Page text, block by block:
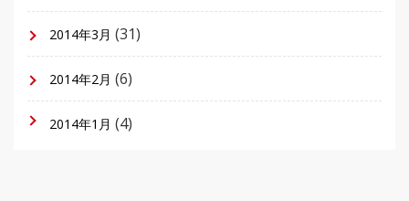
2014年3月 (31)
2014年2月 (6)
2014年1月 (4)